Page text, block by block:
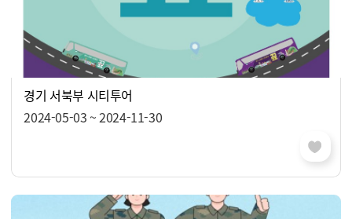
경기 서북부 시티투어
2024-05-03 ~ 2024-11-30